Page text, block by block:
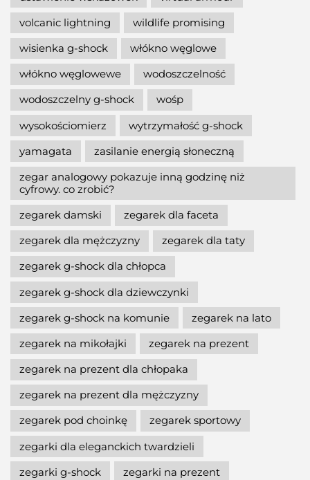
volcanic lightning
wildlife promising
wisienka g-shock
włókno węglowe
włókno węglowewe
wodoszczelność
wodoszczelny g-shock
wośp
wysokościomierz
wytrzymałość g-shock
yamagata
zasilanie energią słoneczną
zegar analogowy pokazuje inną godzinę niż
cyfrowy. co zrobić?
zegarek damski
zegarek dla faceta
zegarek dla mężczyzny
zegarek dla taty
zegarek g-shock dla chłopca
zegarek g-shock dla dziewczynki
zegarek g-shock na komunie
zegarek na lato
zegarek na mikołajki
zegarek na prezent
zegarek na prezent dla chłopaka
zegarek na prezent dla mężczyzny
zegarek pod choinkę
zegarek sportowy
zegarki dla eleganckich twardzieli
zegarki g-shock
zegarki na prezent